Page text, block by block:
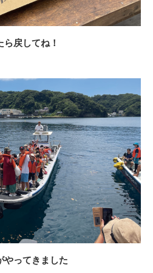
ら戻してね！
やってきました